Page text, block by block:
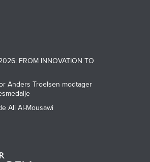
FROM INNOVATION TO
Anders Troelsen modtager
Ali Al-Mousawi